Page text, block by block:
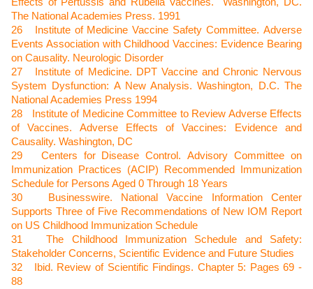
The National Academies Press. 1991
26
Institute of Medicine Vaccine Safety Committee. Adverse
Events Association with Childhood Vaccines: Evidence Bearing
on Causality. Neurologic Disorder
27
Institute of Medicine. DPT Vaccine and Chronic Nervous
System Dysfunction: A New Analysis. Washington, D.C. The
National Academies Press 1994
28
Institute of Medicine Committee to Review Adverse Effects
of Vaccines. Adverse Effects of Vaccines: Evidence and
Causality. Washington, DC
29
Centers for Disease Control.
Advisory Committee on
Immunization Practices (ACIP) Recommended Immunization
Schedule for Persons Aged 0 Through 18 Years
30
Businesswire.
National Vaccine Information Center
Supports Three of Five Recommendations of New IOM Report
on US Childhood Immunization Schedule
31
The Childhood Immunization Schedule and Safety:
Stakeholder Concerns, Scientific Evidence and Future Studies
32
Ibid. Review of Scientific Findings. Chapter 5: Pages 69 -
88